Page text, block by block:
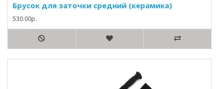
Брусок для заточки средний (керамика)
530.00р.